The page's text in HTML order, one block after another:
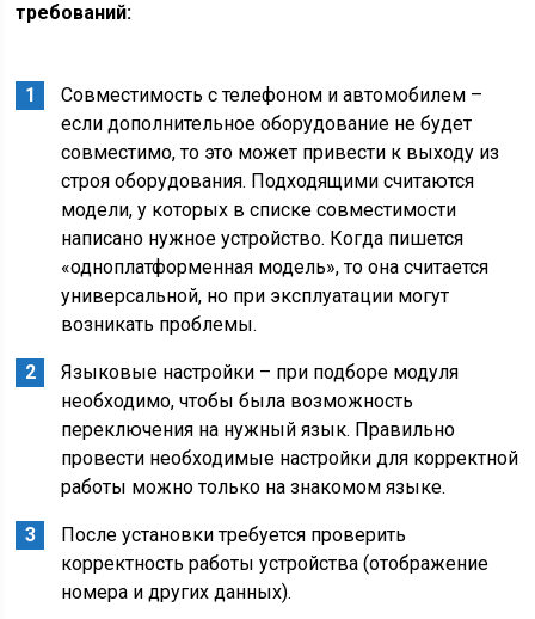
требований:
Совместимость с телефоном и автомобилем –
если дополнительное оборудование не будет
совместимо, то это может привести к выходу из
строя оборудования. Подходящими считаются
модели, у которых в списке совместимости
написано нужное устройство. Когда пишется
«одноплатформенная модель», то она считается
универсальной, но при эксплуатации могут
возникать проблемы.
Языковые настройки – при подборе модуля
необходимо, чтобы была возможность
переключения на нужный язык. Правильно
провести необходимые настройки для корректной
работы можно только на знакомом языке.
После установки требуется проверить
корректность работы устройства (отображение
номера и других данных).